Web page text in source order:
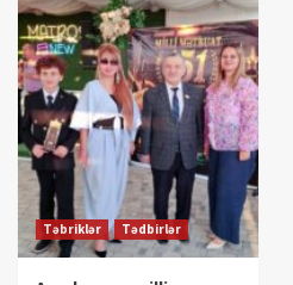
Təbriklər Tədbirlər